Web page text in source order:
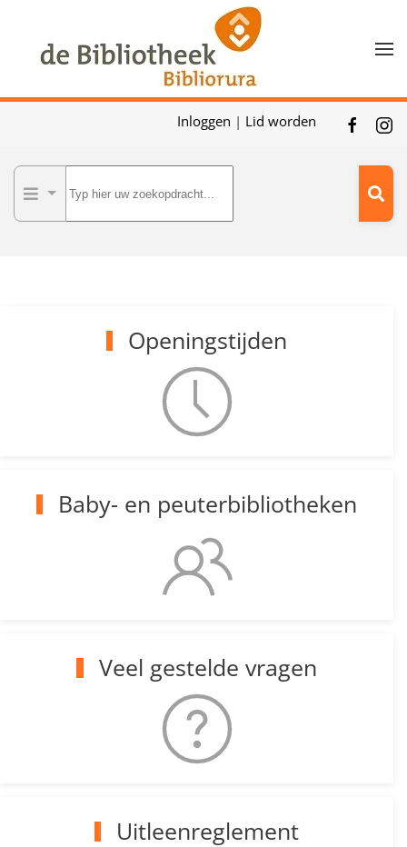
Skip to main content
Inloggen | Lid worden
Openingstijden
Baby- en peuterbibliotheken
Veel gestelde vragen
Uitleenreglement